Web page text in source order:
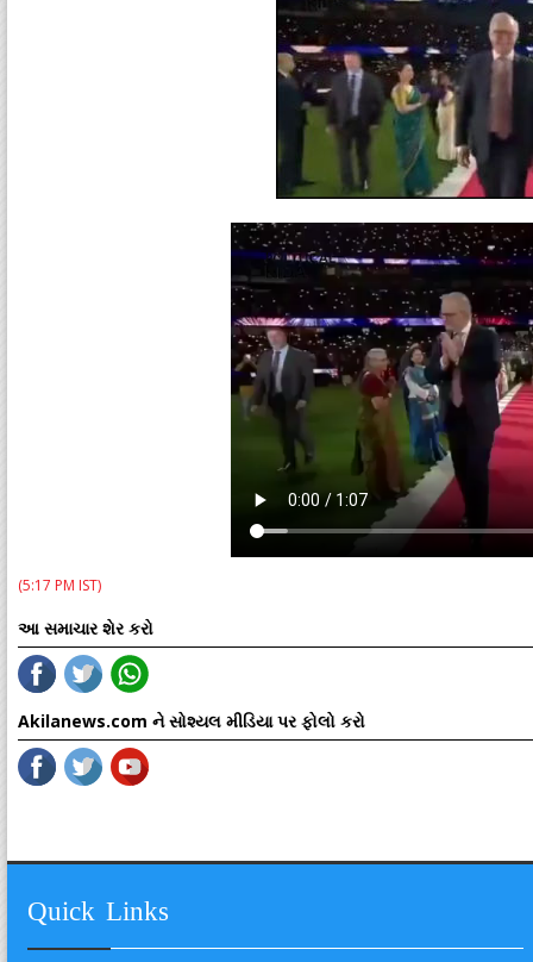
(5:17 PM IST)
આ સમાચાર શેર કરો
Akilanews.com ને સોશ્યલ મીડિયા પર ફોલો કરો
Quick Links